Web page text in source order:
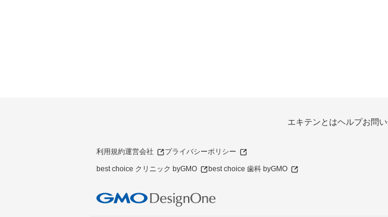
エキテンとはヘルプお問
利用規約運営会社 プライバシーポリシー
best choice クリニック byGMO best choice 歯科 byGMO